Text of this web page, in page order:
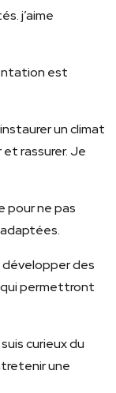
j’aime
est
un climat
rassurer. Je
pour ne pas
des
permettront
curieux du
une